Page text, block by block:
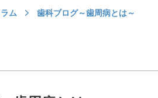
ム 歯科ブログ～歯周病とは～